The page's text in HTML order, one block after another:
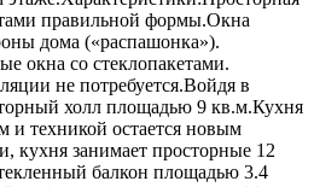
правильной формы.Окна
дома («распашонка»).
окна со стеклопакетами.
не потребуется.Войдя в
холл площадью 9 кв.м.Кухня
и техникой остается новым
кухня занимает просторные 12
балкон площадью 3.4